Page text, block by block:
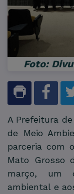
Foto:
A Prefeitura
de Meio
parceria com
Mato Grosso
março, um
ambiental e